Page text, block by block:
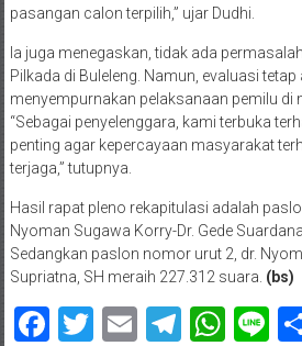
pasangan calon terpilih,” ujar Dudhi.
Ia juga menegaskan, tidak ada
Pilkada di Buleleng. Namun, evaluasi
menyempurnakan pelaksanaan pemilu di
“Sebagai penyelenggara, kami terbuka
penting agar kepercayaan masyarakat
terjaga,” tutupnya.
Hasil rapat pleno rekapitulasi adalah
Nyoman Sugawa Korry-Dr. Gede
Sedangkan paslon nomor urut 2, dr.
Supriatna, SH meraih 227.312 suara. (bs)
Facebook
Twitter
Email